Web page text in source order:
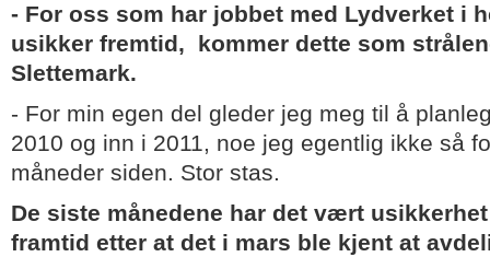
- For oss som har jobbet med Lydverket i
usikker fremtid, kommer dette som
Slettemark.
- For min egen del gleder jeg meg til å
2010 og inn i 2011, noe jeg egentlig ikke så
måneder siden. Stor stas.
De siste månedene har det vært
framtid etter at det i mars ble kjent at